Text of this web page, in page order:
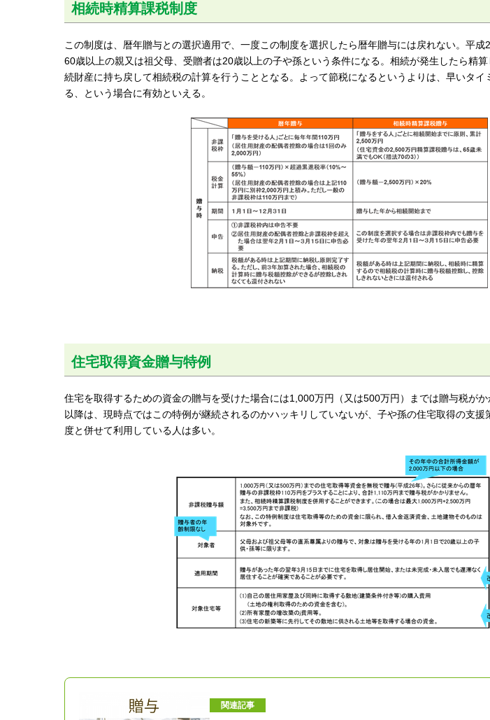
相続時精算課税制度
この制度は、暦年贈与との選択適用で、一度この制度を選択したら暦年贈与には戻れない。平
60歳以上の親又は祖父母、受贈者は20歳以上の子や孫という条件になる。相続が発生したら精
続財産に持ち戻して相続税の計算を行うこととなる。よって節税になるというよりは、早いタイ
る、という場合に有効といえる。
住宅取得資金贈与特例
住宅を取得するための資金の贈与を受けた場合には1,000万円（又は500万円）までは贈与税が
以降は、現時点ではこの特例が継続されるのかハッキリしていないが、子や孫の住宅取得の支援
度と併せて利用している人は多い。
関連記事